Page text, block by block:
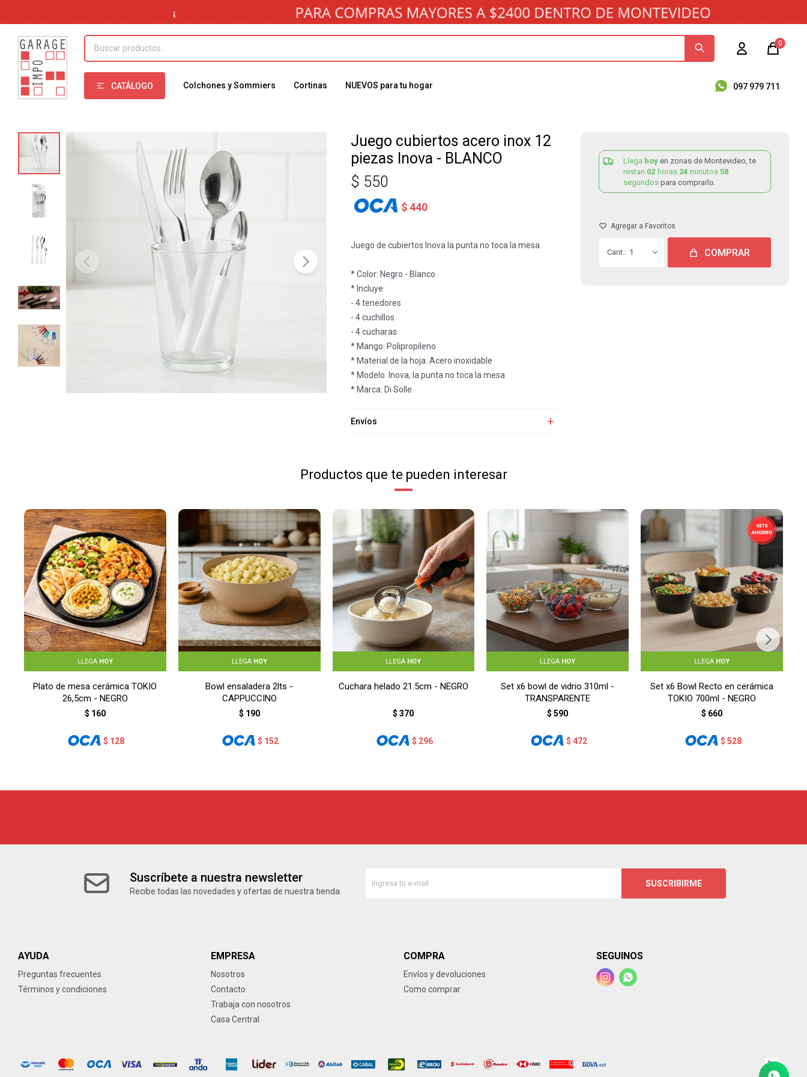
CATÁLOGO Colchones y Sommiers Cortinas NUEVOS para tu hogar 097 979 711
0
Juego cubiertos acero inox 12
piezas Inova - BLANCO
$ 550
$ 440
Juego de cubiertos Inova la punta no toca la mesa
* Color: Negro - Blanco
* Incluye:
- 4 tenedores
- 4 cuchillos
- 4 cucharas
* Mango: Polipropileno
* Material de la hoja: Acero inoxidable
* Modelo: Inova, la punta no toca la mesa
* Marca: Di Solle
Envíos
Llega hoy en zonas de Montevideo, te
restan 02 horas 24 minutos 58
segundos para comprarlo.
1 COMPRAR
Productos que te pueden interesar
LLEGA HOY
Plato de mesa cerámica TOKIO
26,5cm - NEGRO
$ 160
$ 128
LLEGA HOY
Bowl ensaladera 2lts -
CAPPUCCINO
$ 190
$ 152
LLEGA HOY
Cuchara helado 21.5cm - NEGRO
$ 370
$ 296
LLEGA HOY
Set x6 bowl de vidrio 310ml -
TRANSPARENTE
$ 590
$ 472
LLEGA HOY
Set x6 Bowl Recto en cerámica
TOKIO 700ml - NEGRO
$ 660
$ 528
Suscríbete a nuestra newsletter
Recibe todas las novedades y ofertas de nuestra tienda.
SUSCRIBIRME
AYUDA
Preguntas frecuentes
Términos y condiciones
EMPRESA
Nosotros
Contacto
Trabaja con nosotros
Casa Central
COMPRA
Envíos y devoluciones
Como comprar
SEGUINOS
 